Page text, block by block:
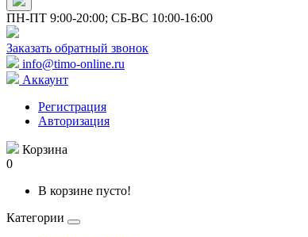
ПН-ПТ 9:00-20:00; СБ-ВС 10:00-16:00
Заказать обратный звонок
info@timo-online.ru
Аккаунт
Регистрация
Авторизация
Корзина
0
В корзине пусто!
Категории